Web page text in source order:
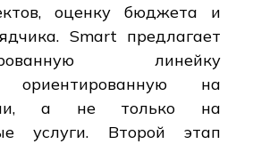
оценку бюджета и
Smart предлагает
линейку
ориентированную на
а не только на
услуги. Второй этап